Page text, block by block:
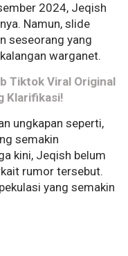
2024, Jeqish
Namun, slide
seseorang yang
warganet.
Tiktok Viral Original
Klarifikasi!
ungkapan seperti,
semakin
kini, Jeqish belum
rumor tersebut.
yang semakin